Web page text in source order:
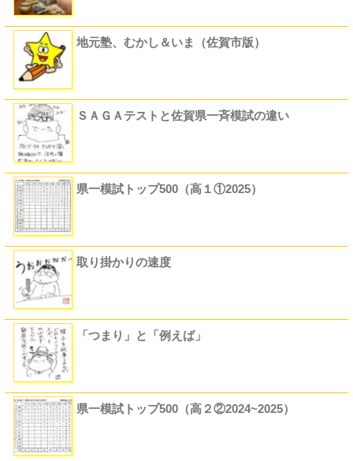
地元塾、むかし＆いま（佐賀市版）
ＳＡＧＡテストと佐賀県一斉模試の違い
県一模試トップ500（高１①2025）
取り掛かりの速度
「つまり」と「例えば」
県一模試トップ500（高２②2024~2025）